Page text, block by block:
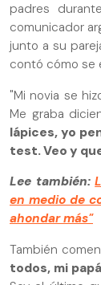
padres
comunicador
junto a su
contó cómo se
"Mi novia se
Me graba
lápices, yo
test. Veo y
Lee también:
en medio de
ahondar más"
También
todos, mi